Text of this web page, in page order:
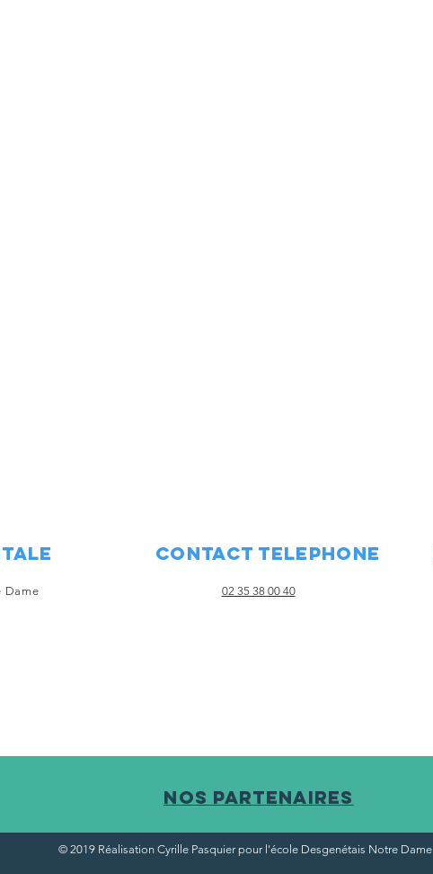
Dame
CONTACT TELEPHONE
02 35 38 00 40
Nos partenaires
© 2019 Réalisation Cyrille Pasquier pour l'école Desgenétais Notre Dame